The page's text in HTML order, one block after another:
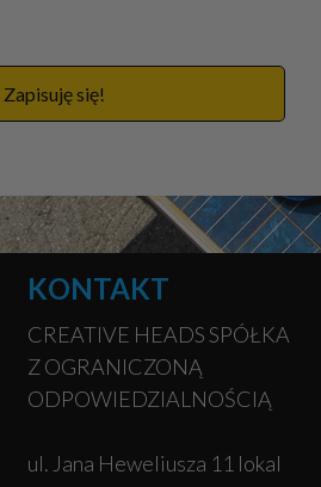
Zapisuję się!
KONTAKT
CREATIVE HEADS SPÓŁKA
Z OGRANICZONĄ
ODPOWIEDZIALNOŚCIĄ
ul. Jana Heweliusza 11 lokal